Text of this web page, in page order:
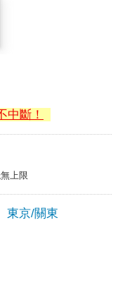
中斷！
上限
東京/關東